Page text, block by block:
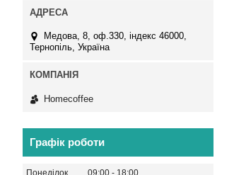
Медова, 8, оф.330, індекс 46000,
Тернопіль, Україна
Homecoffee
Графік роботи
Понеділок 09:00
18:00